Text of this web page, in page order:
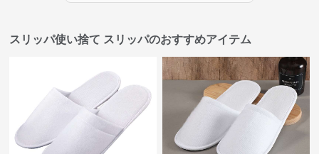
スリッパ使い捨て スリッパのおすすめアイテム